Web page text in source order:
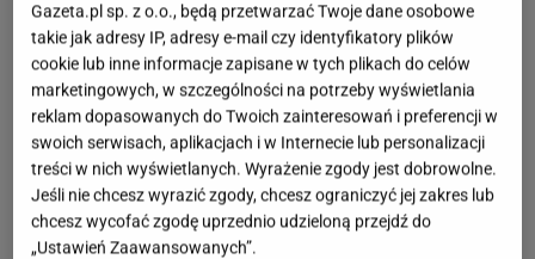
Gazeta.pl sp. z o.o., będą przetwarzać Twoje dane osobowe
takie jak adresy IP, adresy e-mail czy identyfikatory plików
cookie lub inne informacje zapisane w tych plikach do celów
marketingowych, w szczególności na potrzeby wyświetlania
reklam dopasowanych do Twoich zainteresowań i preferencji w
swoich serwisach, aplikacjach i w Internecie lub personalizacji
treści w nich wyświetlanych. Wyrażenie zgody jest dobrowolne.
Jeśli nie chcesz wyrazić zgody, chcesz ograniczyć jej zakres lub
chcesz wycofać zgodę uprzednio udzieloną przejdź do
„Ustawień Zaawansowanych”.